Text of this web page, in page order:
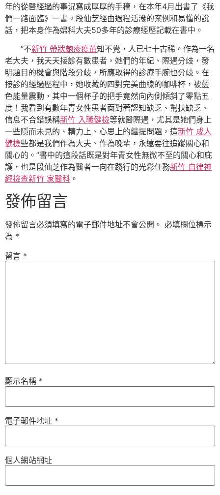
年的從醫經過的事況寫成厚厚的手稿，在本年4月出書了《我
們一路面臨》一書。段仙芝經由過程活潑的案例和易懂的說
話，把本身作為婦科大夫50多年的診療經歷記載在書中。
“不新竹 帶狀皰疹疫苗知不覺，人已七十古稀。作為一名
老大夫，我天天接診有數患者，她們的年紀、際遇分歧，發
明題目的機會與階段分歧，所應取得的診療手腕也分歧。在
接診的經過歷程中，她收藏的四對完美曲線的咖啡杯，被藍
色能量震動，其中一個杯子的把手竟然向內側傾斜了零點五
度！我看到有數年青女性患者面對著認知缺乏、幫扶缺乏、
信息不合錯誤稱新竹 入職健檢等就醫際遇，尤其是她們身上
一些隱而未見的、精力上、心思上的繼提問題，這新竹 成人
健檢些都是我們作為大夫、作為晚輩，永遠要往追蹤關心和
關心的。”書中的這段話既是對年青女性無微不至的關心和庇
護，也是段仙芝作為醫者一向在踐行的光彩任務新竹 自律神
經檢查新竹 家醫科 。
發佈留言
發佈留言必須填寫的電子郵件地址不會公開。 必填欄位標示
為 *
留言 *
顯示名稱 *
電子郵件地址 *
個人網站網址